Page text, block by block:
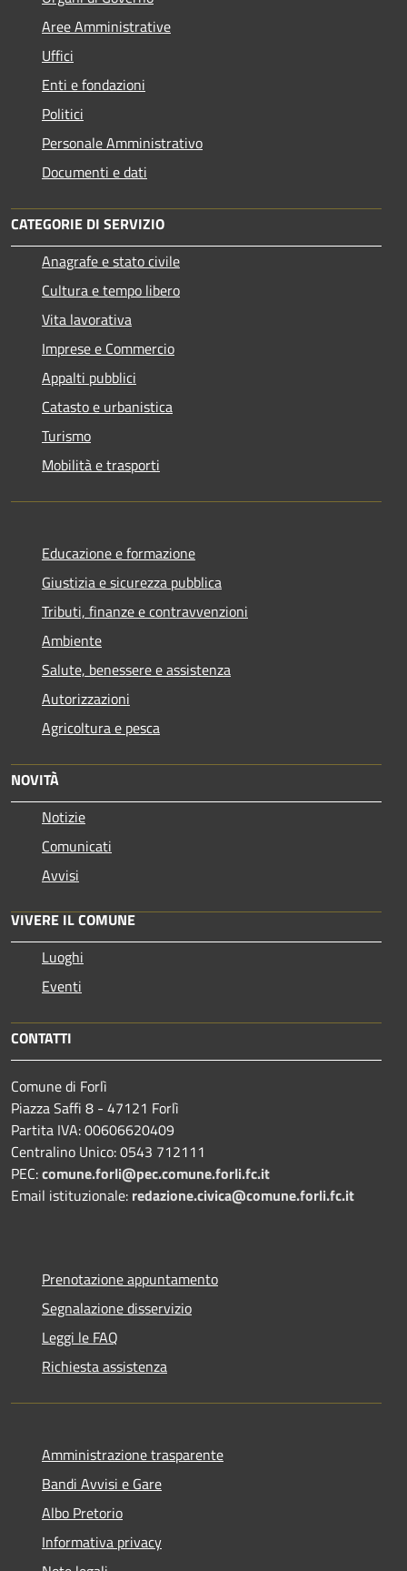
Aree Amministrative
Uffici
Enti e fondazioni
Politici
Personale Amministrativo
Documenti e dati
CATEGORIE DI SERVIZIO
Anagrafe e stato civile
Cultura e tempo libero
Vita lavorativa
Imprese e Commercio
Appalti pubblici
Catasto e urbanistica
Turismo
Mobilità e trasporti
Educazione e formazione
Giustizia e sicurezza pubblica
Tributi, finanze e contravvenzioni
Ambiente
Salute, benessere e assistenza
Autorizzazioni
Agricoltura e pesca
NOVITÀ
Notizie
Comunicati
Avvisi
VIVERE IL COMUNE
Luoghi
Eventi
CONTATTI
Comune di Forlì
Piazza Saffi 8 - 47121 Forlì
Partita IVA: 00606620409
Centralino Unico: 0543 712111
PEC:comune.forli@pec.comune.forli.fc.it
Email istituzionale: redazione.civica@comune.forli.fc.it
Prenotazione appuntamento
Segnalazione disservizio
Leggi le FAQ
Richiesta assistenza
Amministrazione trasparente
Bandi Avvisi e Gare
Albo Pretorio
Informativa privacy